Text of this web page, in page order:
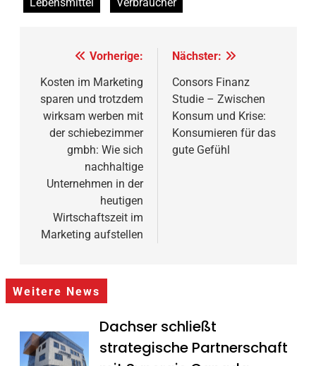
Beitragsnavigation
Vorherige:
Kosten im Marketing
sparen und trotzdem
wirksam werben mit
der schiebezimmer
gmbh: Wie sich
nachhaltige
Unternehmen in der
heutigen
Wirtschaftszeit im
Marketing aufstellen
Nächster:
Consors Finanz
Studie – Zwischen
Konsum und Krise:
Konsumieren für das
gute Gefühl
Weitere News
Dachser schließt
strategische Partnerschaft